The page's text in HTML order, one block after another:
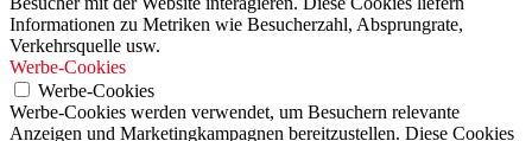
Informationen zu Metriken wie Besucherzahl, Absprungrate,
Verkehrsquelle usw.
Werbe-Cookies
Werbe-Cookies
Werbe-Cookies werden verwendet, um Besuchern relevante
Anzeigen und Marketingkampagnen bereitzustellen. Diese Cookies